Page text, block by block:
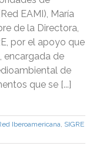
EAMI), María
de la Directora,
por el apoyo que
encargada de
de
que se [...]
Iberoamericana, SIGRE